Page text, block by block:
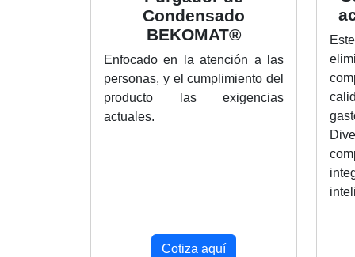
Condensado
BEKOMAT®
Enfocado en la atención a las
personas, y el cumplimiento del
producto las exigencias
actuales.
Cotiza aquí